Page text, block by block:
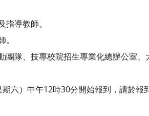
導教師。
、技專校院招生專業化總辦公室、大
）中午12時30分開始報到，請於報到